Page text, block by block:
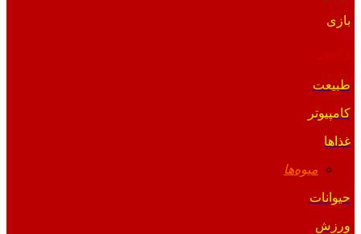
بازی
طبیعت
کامپیوتر
غذاها
میوه‌ها
حیوانات
ورزش